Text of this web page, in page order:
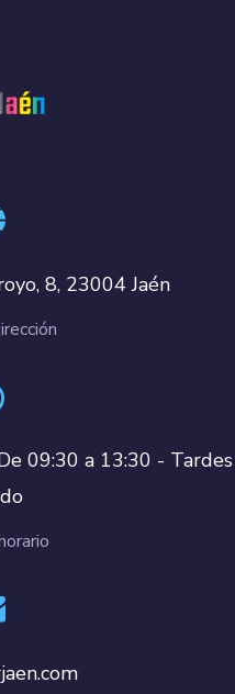
8, 23004 Jaén
09:30 a 13:30 - Tardes